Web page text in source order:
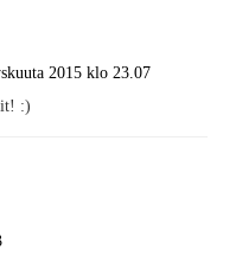
2015 klo 23.07
:)